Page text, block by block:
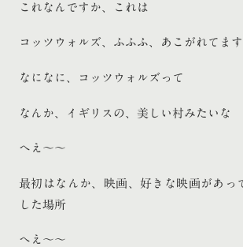
これなんですか、これは
コッツウォルズ、ふふふ、あこがれてます
なになに、コッツウォルズって
なんか、イギリスの、美しい村みたいな
へえ〜〜
最初はなんか、映画、好きな映画があっ
した場所
へえ〜〜